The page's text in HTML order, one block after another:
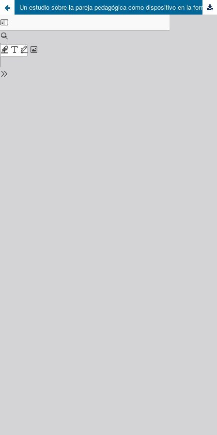
Un estudio sobre la pareja pedagógica como dispositivo en la formación inicial de profesores para la educación media en Uruguay